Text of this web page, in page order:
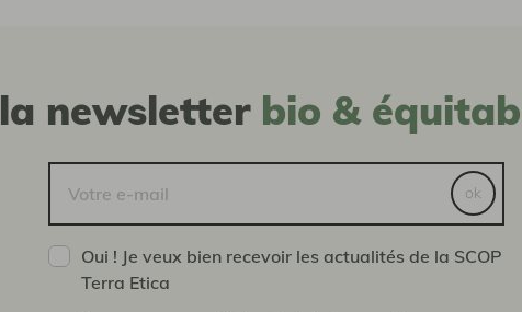
la newsletter bio &
Oui ! Je veux bien recevoir les actualités de la SCOP
Terra Etica
ok